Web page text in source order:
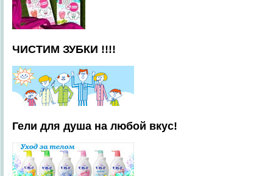
ЧИСТИМ ЗУБКИ !!!!
Гели для душа на любой вкус!